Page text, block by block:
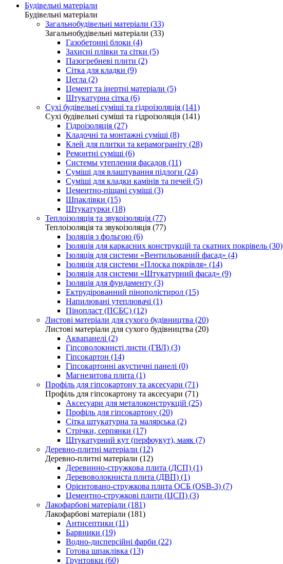
Будівельні матеріали
Будівельні матеріали
Загальнобудівельні матеріали (33)
Загальнобудівельні матеріали (33)
Газобетонні блоки (4)
Захисні плівки та сітки (5)
Пазогребневі плити (2)
Сітка для кладки (9)
Цегла (2)
Цемент та інертні матеріали (5)
Штукатурна сітка (6)
Сухі будівельні суміші та гідроізоляція (141)
Сухі будівельні суміші та гідроізоляція (141)
Гідроізоляція (27)
Кладочні та монтажні суміші (8)
Клей для плитки та керамограніту (28)
Ремонтні суміші (6)
Системы утепления фасадов (11)
Суміші для влаштування підлоги (24)
Суміші для кладки камінів та печей (5)
Цементно-піщані суміші (3)
Шпаклівки (15)
Штукатурки (18)
Теплоізоляція та звукоізоляція (77)
Теплоізоляція та звукоізоляція (77)
Ізоляція з фольгою (6)
Ізоляція для каркасних конструкцій та скатних покрівель (30)
Ізоляція для системи «Вентильований фасад» (4)
Ізоляція для системи «Плоска покрівля» (14)
Ізоляція для системи «Штукатурний фасад» (9)
Ізоляція для фундаменту (3)
Ектрудірованний пінополістирол (15)
Напилювані утеплювачі (1)
Пінопласт (ПСБС) (12)
Листові матеріали для сухого будівництва (20)
Листові матеріали для сухого будівництва (20)
Аквапанелі (2)
Гіпсоволокнисті листи (ГВЛ) (3)
Гіпсокартон (14)
Гіпсокартонні акустичні панелі (0)
Магнезитова плита (1)
Профіль для гіпсокартону та аксесуари (71)
Профіль для гіпсокартону та аксесуари (71)
Аксесуари для металоконструкцій (25)
Профіль для гіпсокартону (20)
Сітка штукатурна та малярська (2)
Стрічки, серпянки (17)
Штукатурний кут (перфоукут), маяк (7)
Деревно-плитні матеріали (12)
Деревно-плитні матеріали (12)
Деревинно-стружкова плита (ДСП) (1)
Деревоволокниста плита (ДВП) (1)
Орієнтовано-стружкова плита ОСБ (OSB-3) (7)
Цементно-стружкові плити (ЦСП) (3)
Лакофарбові матеріали (181)
Лакофарбові матеріали (181)
Антисептики (11)
Барвники (19)
Водно-дисперсійні фарби (22)
Готова шпаклівка (13)
Грунтовки (60)